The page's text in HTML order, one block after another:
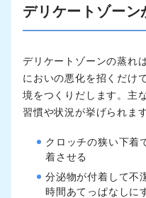
デリケートゾー
デリケートゾーンの蒸れ
においの悪化を招くだけ
境をつくりだします。主
習慣や状況が挙げられます
クロッチの狭い下着
着させる
分泌物が付着して不
時間あてっぱなしに